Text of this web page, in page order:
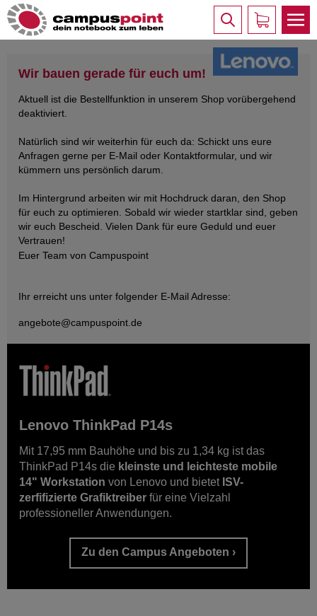
Wir bauen gerade für euch um!
Aktuell ist die Bestellfunktion in unserem Shop vorübergehend
deaktiviert.
Natürlich sind wir weiterhin für euch da: Schickt uns eure
Anfragen gerne per E-Mail oder Kontaktformular, und wir
kümmern uns persönlich darum.
Im Hintergrund arbeiten wir mit Hochdruck daran, den Shop
für euch zu optimieren. Sobald wir wieder startklar sind, geben
wir euch Bescheid. Vielen Dank für eure Geduld und euer
Vertrauen!
Euer Team von Campuspoint
Ihr erreicht uns unter folgender E-Mail Adresse:
angebote@campuspoint.de
Lenovo ThinkPad P14s
Mit 17,95 mm Bauhöhe und bis zu 1,34 kg ist das
ThinkPad P14s die kleinste und leichteste mobile
14" Workstation von Lenovo und bietet ISV-
zerfifizierte Grafiktreiber für eine Vielzahl
professioneller Anwendungen.
Zu den Campus Angeboten ›